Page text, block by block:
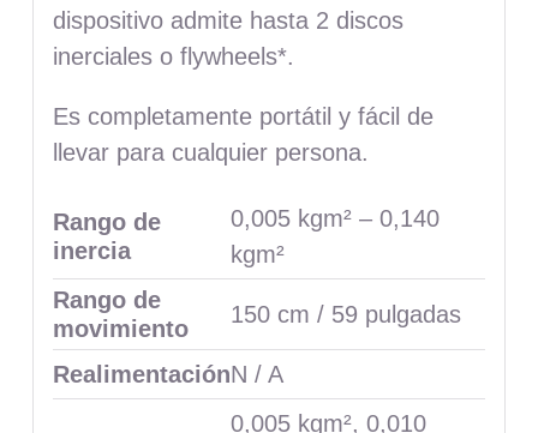
dispositivo admite hasta 2 discos
inerciales o flywheels*.
Es completamente portátil y fácil de
llevar para cualquier persona.
Rango de
inercia
0,005 kgm² – 0,140
kgm²
Rango de
movimiento
150 cm / 59 pulgadas
RealimentaciónN / A
0,005 kgm², 0,010